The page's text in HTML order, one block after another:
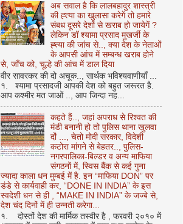
अब सवाल है कि लालबहादुर शास्त्री
की ह्त्या का खुलासा करेगें तो हमारे
संबध दूसरे देशों से खराब हो जायेगें ?
लेकिन डॉ श्यामा प्रसाद मुखर्जी के
ह्त्या की जांच से.., क्या देश के नेताओं
के आपसी आंच में सम्बन्ध खराब होने
से, जाँच को, चूल्हे की आंच में डाल दिया
वीर सावरकर की दो अचूक.., सार्थक भविश्यवाणीयाँ ...
१. श्यामा प्रसादजी आपकी देश को बहुत जरूरत है.
आप कश्मीर मत जाओं .., आप जिन्दा नह...
कहते हैं.., जहां अपराध से रिश्वत की
मंडी बनानी हो तो पुलिस थाना खुलवा
दों ..., चेतो मोदी सरकार, विदेशी
कटोरा मांगने से बेहतर.., पुलिस-
नगरपालिका-बिल्डर व अन्य माफिया
संगठनों में, स्विस बैंक से कई गुना
ज्यादा काला धन मुम्बई में है. इन “माफिया DON” पर
डंडे से कार्यवाही कर, “DONE IN INDIA” के इस
स्वदेशी धन से ही , “MAKE IN INDIA” के जज्बे से,
देश चंद दिनों में ही उन्नती करेगा...
१. दोस्तों देश की मार्मिक तस्वीर है , फरवरी २०१० में